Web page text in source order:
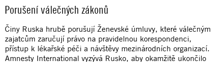
Porušení válečných zákonů
Činy Ruska hrubě porušují Ženevské úmluvy, které válečným
zajatcům zaručují právo na pravidelnou korespondenci,
přístup k lékařské péči a návštěvy mezinárodních organizací.
Amnesty International vyzývá Rusko, aby okamžitě ukončilo